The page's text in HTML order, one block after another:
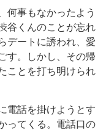
何事もなかったよう
谷くんのことが忘れ
デートに誘われ、愛
す。しかし、その帰
ことを打ち明けられ
電話を掛けようとす
ってくる。電話口の